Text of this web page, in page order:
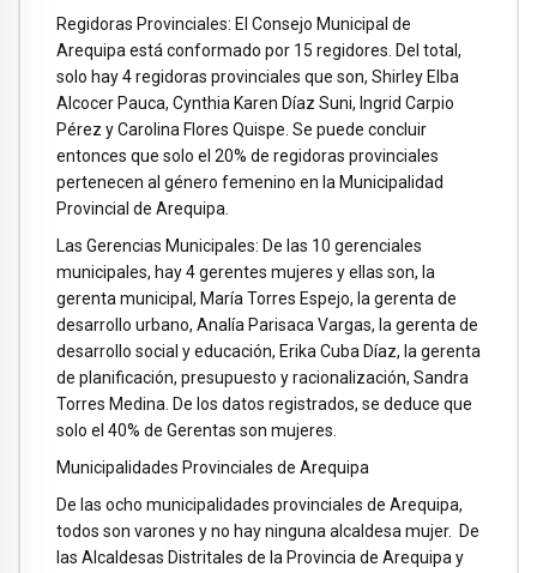
Regidoras Provinciales: El Consejo Municipal de
Arequipa está conformado por 15 regidores. Del total,
solo hay 4 regidoras provinciales que son, Shirley Elba
Alcocer Pauca, Cynthia Karen Díaz Suni, Ingrid Carpio
Pérez y Carolina Flores Quispe. Se puede concluir
entonces que solo el 20% de regidoras provinciales
pertenecen al género femenino en la Municipalidad
Provincial de Arequipa.
Las Gerencias Municipales: De las 10 gerenciales
municipales, hay 4 gerentes mujeres y ellas son, la
gerenta municipal, María Torres Espejo, la gerenta de
desarrollo urbano, Analía Parisaca Vargas, la gerenta de
desarrollo social y educación, Erika Cuba Díaz, la gerenta
de planificación, presupuesto y racionalización, Sandra
Torres Medina. De los datos registrados, se deduce que
solo el 40% de Gerentas son mujeres.
Municipalidades Provinciales de Arequipa
De las ocho municipalidades provinciales de Arequipa,
todos son varones y no hay ninguna alcaldesa mujer. De
las Alcaldesas Distritales de la Provincia de Arequipa y